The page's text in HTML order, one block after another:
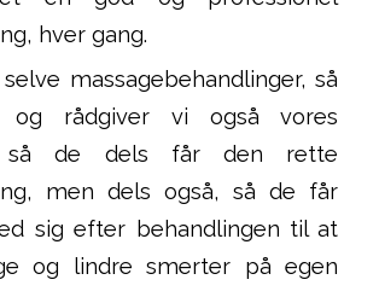
hver gang.
massagebehandlinger, så
og rådgiver vi også vores
så de dels får den rette
men dels også, så de får
sig efter behandlingen til at
og lindre smerter på egen